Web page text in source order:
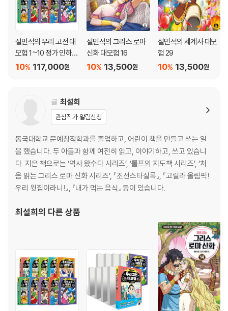
설민석의 우리 고전 대
모험 1~10 정가 인하
세트 117,000원
10%
설민석의 그리스 로마
신화 대모험 16
13,500원
10%
설민석의 세계사 대모
험 29
13,500원
10%
글 최설희
관심작가 알림신청
동국대학교 문예창작학과를 졸업하고, 어린이 책을 만들고 쓰는 일
을 했습니다. 두 아들과 함께 여전히 읽고, 이야기하고, 쓰고 있습니
다. 지은 책으로는 ‘역사 왔수다 시리즈’, ‘롤프의 지도책 시리즈’, ‘처
음 읽는 그리스 로마 신화 시리즈’, 『조선스타실록』, 『고릴라 올림픽!
우리 윗집이라니!』, 『내가 먹는 음식』 등이 있습니다.
최설희의 다른 상품